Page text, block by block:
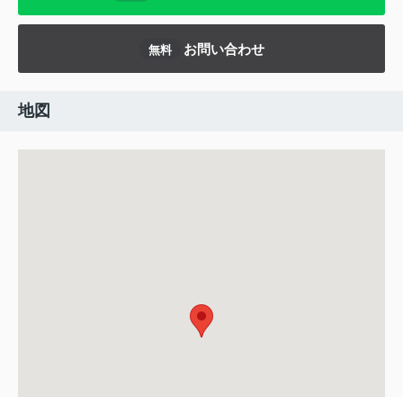
無料 お問い合わせ
地図